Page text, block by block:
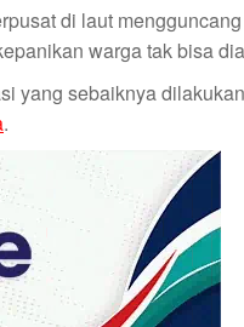
di laut
warga tak bisa
yang sebaiknya
.